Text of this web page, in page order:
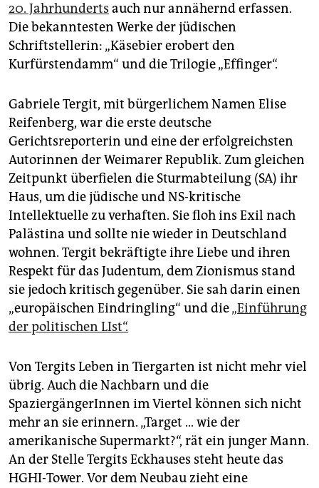
20. Jahrhunderts auch nur annähernd erfassen.
Die bekanntesten Werke der jüdischen
Schriftstellerin: „Käsebier erobert den
Kurfürstendamm“ und die Trilogie „Effinger“.
Gabriele Tergit, mit bürgerlichem Namen Elise
Reifenberg, war die erste deutsche
Gerichtsreporterin und eine der erfolgreichsten
Autorinnen der Weimarer Republik. Zum gleichen
Zeitpunkt überfielen die Sturmabteilung (SA) ihr
Haus, um die jüdische und NS-kritische
Intellektuelle zu verhaften. Sie floh ins Exil nach
Palästina und sollte nie wieder in Deutschland
wohnen. Tergit bekräftigte ihre Liebe und ihren
Respekt für das Judentum, dem Zionismus stand
sie jedoch kritisch gegenüber. Sie sah darin einen
„europäischen Eindringling“ und die„Einführung
der politischen LIst“.
Von Tergits Leben in Tiergarten ist nicht mehr viel
übrig. Auch die Nachbarn und die
SpaziergängerInnen im Viertel können sich nicht
mehr an sie erinnern. „Target … wie der
amerikanische Supermarkt?“, rät ein junger Mann.
An der Stelle Tergits Eckhauses steht heute das
HGHI-Tower. Vor dem Neubau zieht eine